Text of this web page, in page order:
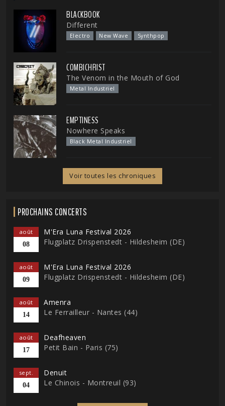
BLACKBOOK
Different
Electro New Wave Synthpop
COMBICHRIST
The Venom in the Mouth of God
Metal Industriel
EMPTINESS
Nowhere Speaks
Black Metal Industriel
Voir toutes les chroniques
PROCHAINS CONCERTS
août
08
M'Era Luna Festival 2026
Flugplatz Drispenstedt - Hildesheim (DE)
août
09
M'Era Luna Festival 2026
Flugplatz Drispenstedt - Hildesheim (DE)
août
14
Amenra
Le Ferrailleur - Nantes (44)
août
17
Deafheaven
Petit Bain - Paris (75)
sept.
04
Denuit
Le Chinois - Montreuil (93)